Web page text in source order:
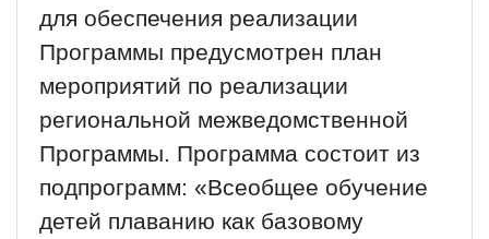
для обеспечения реализации
Программы предусмотрен план
мероприятий по реализации
региональной межведомственной
Программы. Программа состоит из
подпрограмм: «Всеобщее обучение
детей плаванию как базовому